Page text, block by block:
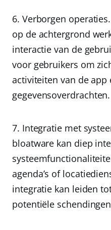
Verborgen operaties.
op de achtergrond
interactie van de
voor gebruikers om
activiteiten van de app
gegevensoverdrachten.
Integratie met
bloatware kan diep
agenda’s of
integratie kan leiden
potentiële